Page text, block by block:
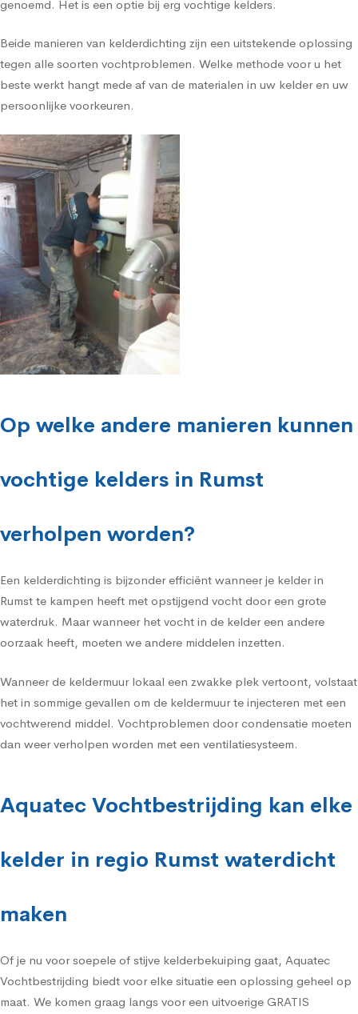
genoemd. Het is een optie bij erg vochtige kelders.
Beide manieren van kelderdichting zijn een uitstekende oplossing
tegen alle soorten vochtproblemen. Welke methode voor u het
beste werkt hangt mede af van de materialen in uw kelder en uw
persoonlijke voorkeuren.
Op welke andere manieren kunnen
vochtige kelders in Rumst
verholpen worden?
Een kelderdichting is bijzonder efficiënt wanneer je kelder in
Rumst te kampen heeft met opstijgend vocht door een grote
waterdruk. Maar wanneer het vocht in de kelder een andere
oorzaak heeft, moeten we andere middelen inzetten.
Wanneer de keldermuur lokaal een zwakke plek vertoont, volstaat
het in sommige gevallen om de keldermuur te injecteren met een
vochtwerend middel. Vochtproblemen door condensatie moeten
dan weer verholpen worden met een ventilatiesysteem.
Aquatec Vochtbestrijding kan elke
kelder in regio Rumst waterdicht
maken
Of je nu voor soepele of stijve kelderbekuiping gaat, Aquatec
Vochtbestrijding biedt voor elke situatie een oplossing geheel op
maat. We komen graag langs voor een uitvoerige GRATIS